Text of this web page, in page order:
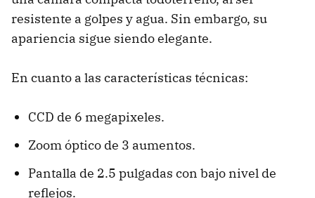
resistente a golpes y agua. Sin embargo, su
apariencia sigue siendo elegante.
En cuanto a las características técnicas:
CCD de 6 megapixeles.
Zoom óptico de 3 aumentos.
Pantalla de 2.5 pulgadas con bajo nivel de
reflejos.